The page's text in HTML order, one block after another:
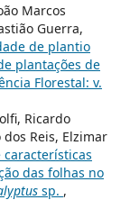
Marcos
Guerra,
de plantio
plantações de
Florestal: v.
Ricardo
Reis, Elzimar
características
das folhas no
sp. ,